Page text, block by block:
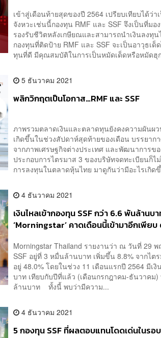
เข้าสู่เดือนท้ายสุดของปี 2564 เปรียบเทียบได้ว่
จังหวะเช่นนี้กองทุน RMF และ SSF จึงเป็นที่ม
รองรับชีวิตหลังเกษียณและสามารถนำเงินลงทุ
กองทุนที่ติดป้าย RMF และ SSF จะเป็นอาวุธเ
ทุนที่ดี มีคุณสมบัติในการเป็นหมัดเด็ดหรือหมัดฮุ
5 ธันวาคม 2021
พลิกวิกฤตเป็นโอกาส…RMF และ SSF
ภาพรวมตลาดเงินและตลาดทุนยังคงความผันผ
เกิดขึ้นในช่วงสัปดาห์สุดท้ายของเดือน บรรยาก
จากภาพเศรษฐกิจต่างประเทศ และพัฒนาการ
ประกอบการไตรมาส 3 ของบริษัทจดทะเบียนก็ไ
การลงทุนในตลาดหุ้นไทย มาดูกันว่ามีอะไรเกิด
4 ธันวาคม 2021
เงินไหลเข้ากองทุน SSF กว่า 6.6 พันล้านบา
‘Morningstar’ คาดเดือนนี้เข้ามาอีกเพีย
Morningstar Thailand รายงานว่า ณ วันที่ 29
SSF อยู่ที่ 3 หมื่นล้านบาท เพิ่มขึ้น 8.8% จากไต
อยู่ 48.0% โดยในช่วง 11 เดือนแรกปี 2564 มีเ
บาท เทียบกับปีที่แล้ว (เดือนกรกฎาคม-ธันวาคม
ล้านบาท ทั้งนี้ พบว่ามีความ...
4 ธันวาคม 2021
5 กองทุน SSF ที่ผลตอบแทนโดดเด่นในรอ